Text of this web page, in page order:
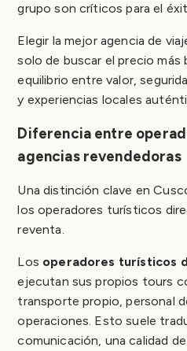
grupo son críticos para el
Elegir la mejor agencia de
solo de buscar el precio más
equilibrio entre valor,
y experiencias locales
Diferencia entre
agencias revendedoras
Una distinción clave en
los operadores turísticos
reventa.
Los operadores turísticos
ejecutan sus propios tours
transporte propio, personal
operaciones. Esto suele
comunicación, una calidad